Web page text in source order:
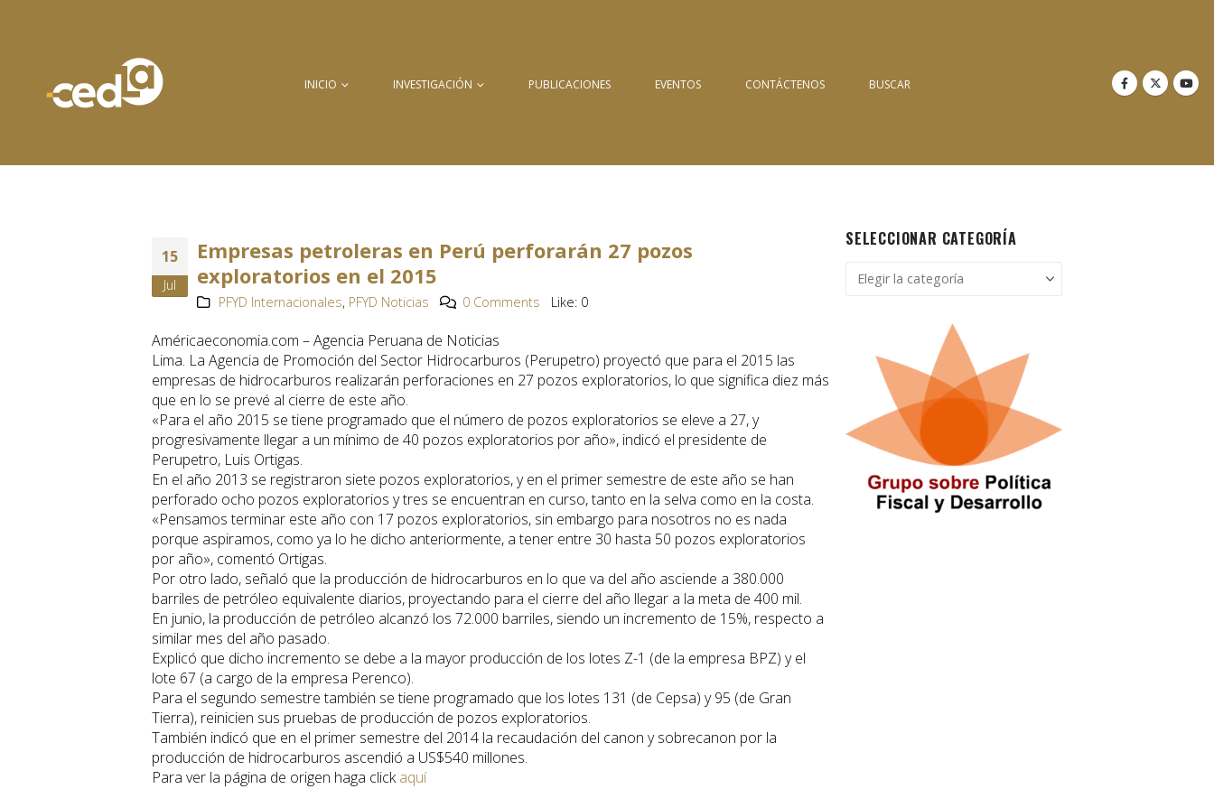
INICIO INVESTIGACIÓN PUBLICACIONES EVENTOS CONTÁCTENOS BUSCAR
15
Jul
Empresas petroleras en Perú perforarán 27 pozos
exploratorios en el 2015
PFYD Internacionales, PFYD Noticias 0 Comments Like: 0
Américaeconomia.com – Agencia Peruana de Noticias
Lima. La Agencia de Promoción del Sector Hidrocarburos (Perupetro) proyectó que para el 2015 las
empresas de hidrocarburos realizarán perforaciones en 27 pozos exploratorios, lo que significa diez más
que en lo se prevé al cierre de este año.
«Para el año 2015 se tiene programado que el número de pozos exploratorios se eleve a 27, y
progresivamente llegar a un mínimo de 40 pozos exploratorios por año», indicó el presidente de
Perupetro, Luis Ortigas.
En el año 2013 se registraron siete pozos exploratorios, y en el primer semestre de este año se han
perforado ocho pozos exploratorios y tres se encuentran en curso, tanto en la selva como en la costa.
«Pensamos terminar este año con 17 pozos exploratorios, sin embargo para nosotros no es nada
porque aspiramos, como ya lo he dicho anteriormente, a tener entre 30 hasta 50 pozos exploratorios
por año», comentó Ortigas.
Por otro lado, señaló que la producción de hidrocarburos en lo que va del año asciende a 380.000
barriles de petróleo equivalente diarios, proyectando para el cierre del año llegar a la meta de 400 mil.
En junio, la producción de petróleo alcanzó los 72.000 barriles, siendo un incremento de 15%, respecto a
similar mes del año pasado.
Explicó que dicho incremento se debe a la mayor producción de los lotes Z-1 (de la empresa BPZ) y el
lote 67 (a cargo de la empresa Perenco).
Para el segundo semestre también se tiene programado que los lotes 131 (de Cepsa) y 95 (de Gran
Tierra), reinicien sus pruebas de producción de pozos exploratorios.
También indicó que en el primer semestre del 2014 la recaudación del canon y sobrecanon por la
producción de hidrocarburos ascendió a US$540 millones.
Para ver la página de origen haga clickaquí
SELECCIONAR CATEGORÍA
Seleccionar
categoría